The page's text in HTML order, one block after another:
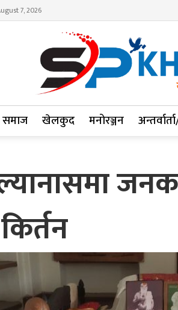
7, 2026
समाज खेलकुद मनोरञ्जन